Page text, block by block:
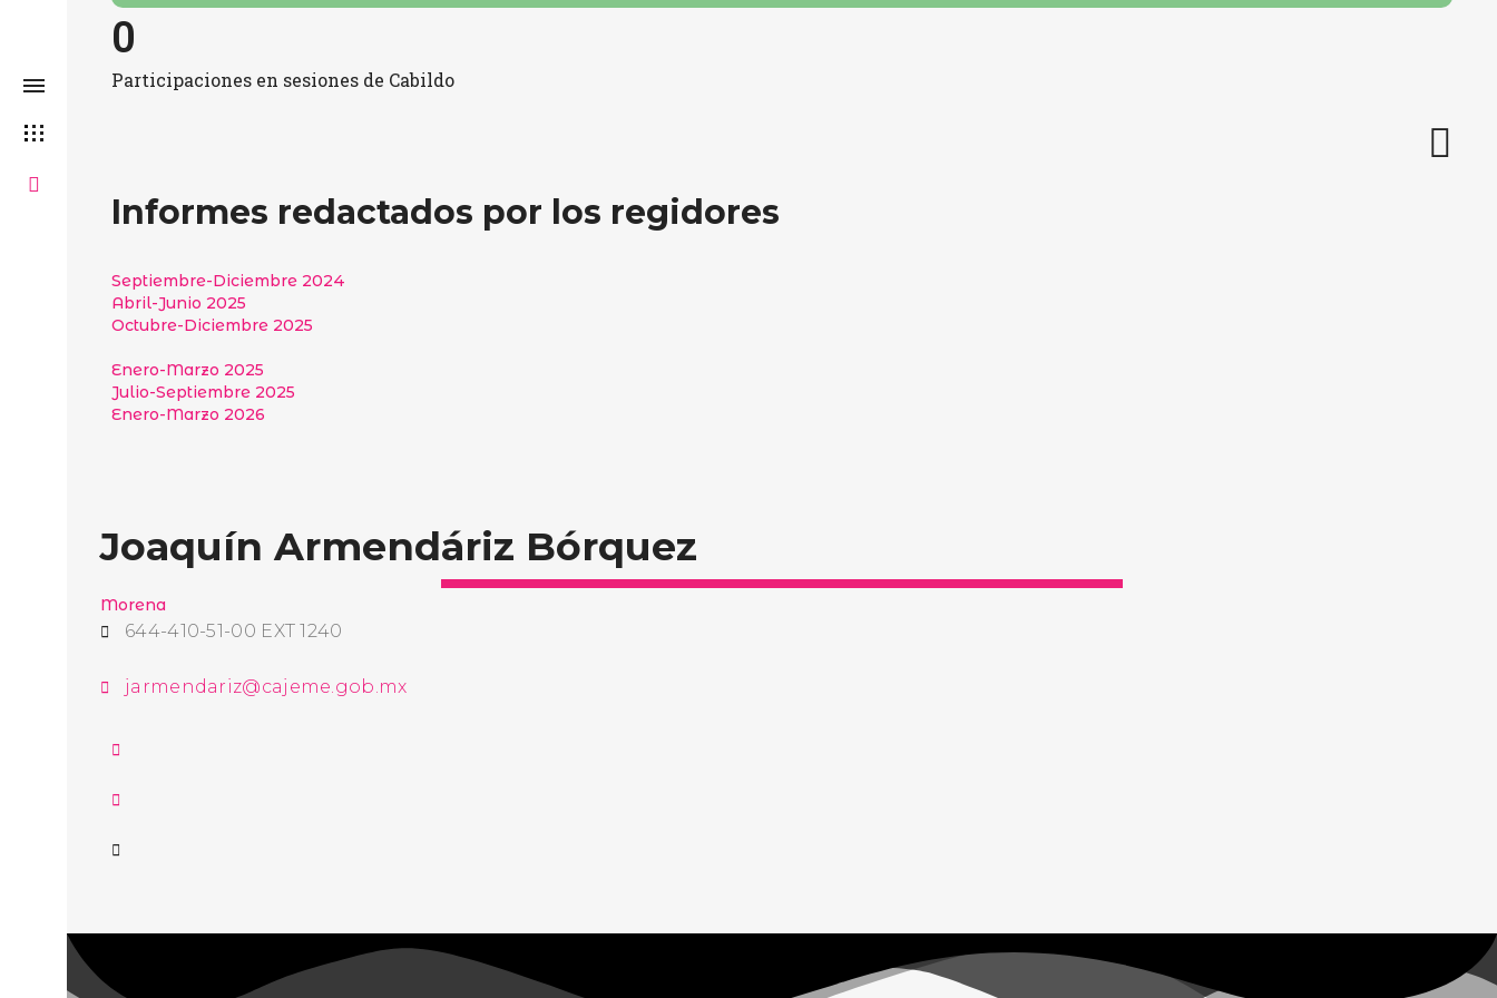
0
Participaciones en sesiones de Cabildo​
Informes redactados por los regidores
Septiembre-Diciembre 2024
Abril-Junio 2025
Octubre-Diciembre 2025
Enero-Marzo 2025
Julio-Septiembre 2025
Enero-Marzo 2026
Joaquín Armendáriz Bórquez
Morena
644-410-51-00 EXT 1240
jarmendariz@cajeme.gob.mx